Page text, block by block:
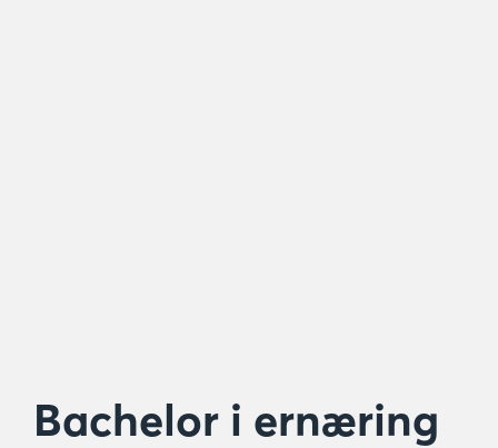
Bachelor i ernæring